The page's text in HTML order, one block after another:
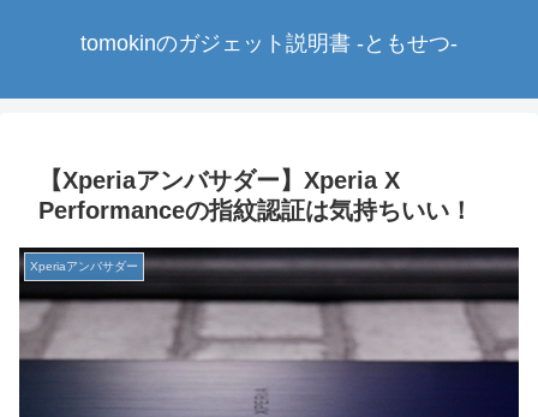
tomokinのガジェット説明書 -ともせつ-
【Xperiaアンバサダー】Xperia X
Performanceの指紋認証は気持ちいい！
Xperiaアンバサダー